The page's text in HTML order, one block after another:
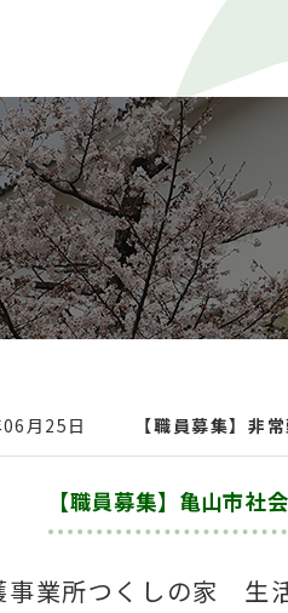
月25日 【職員募集】非
【職員募集】亀山市社
事業所つくしの家 生